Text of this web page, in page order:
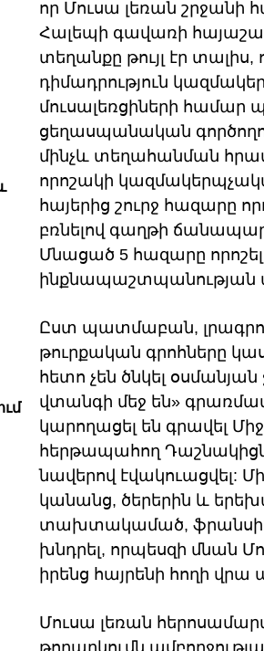
որ Մուսա լեռան շրջանի
Հալեպի գավառի
տեղանքը թույլ էր
դիմադրություն
մուսալեռցիների համար
ցեղասպանական
մինչև տեղահանման
որոշակի
հայերից շուրջ հազարը
բռնելով գաղթի
Մնացած 5 հազարը
ինքնապաշտպանության
Ըստ պատմաբան, լրագրող
թուրքական գրոհները
հետո չեն ծնկել
վտանգի մեջ են»
կարողացել են գրավել
հերթապահող
նավերով էվակուացվել:
կանանց, ծերերին և
տախտակամած,
խնդրել, որպեսզի մնան
իրենց հայրենի հողի
Մուսա լեռան
թողարկումն